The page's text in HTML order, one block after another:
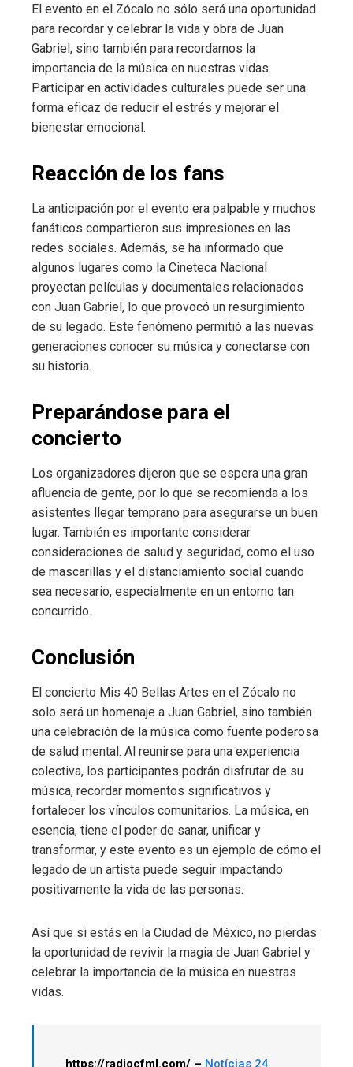
El evento en el Zócalo no sólo será una oportunidad
para recordar y celebrar la vida y obra de Juan
Gabriel, sino también para recordarnos la
importancia de la música en nuestras vidas.
Participar en actividades culturales puede ser una
forma eficaz de reducir el estrés y mejorar el
bienestar emocional.
Reacción de los fans
La anticipación por el evento era palpable y muchos
fanáticos compartieron sus impresiones en las
redes sociales. Además, se ha informado que
algunos lugares como la Cineteca Nacional
proyectan películas y documentales relacionados
con Juan Gabriel, lo que provocó un resurgimiento
de su legado. Este fenómeno permitió a las nuevas
generaciones conocer su música y conectarse con
su historia.
Preparándose para el
concierto
Los organizadores dijeron que se espera una gran
afluencia de gente, por lo que se recomienda a los
asistentes llegar temprano para asegurarse un buen
lugar. También es importante considerar
consideraciones de salud y seguridad, como el uso
de mascarillas y el distanciamiento social cuando
sea necesario, especialmente en un entorno tan
concurrido.
Conclusión
El concierto Mis 40 Bellas Artes en el Zócalo no
solo será un homenaje a Juan Gabriel, sino también
una celebración de la música como fuente poderosa
de salud mental. Al reunirse para una experiencia
colectiva, los participantes podrán disfrutar de su
música, recordar momentos significativos y
fortalecer los vínculos comunitarios. La música, en
esencia, tiene el poder de sanar, unificar y
transformar, y este evento es un ejemplo de cómo el
legado de un artista puede seguir impactando
positivamente la vida de las personas.
Así que si estás en la Ciudad de México, no pierdas
la oportunidad de revivir la magia de Juan Gabriel y
celebrar la importancia de la música en nuestras
vidas.
https://radiocfml.com/ – Notícias 24